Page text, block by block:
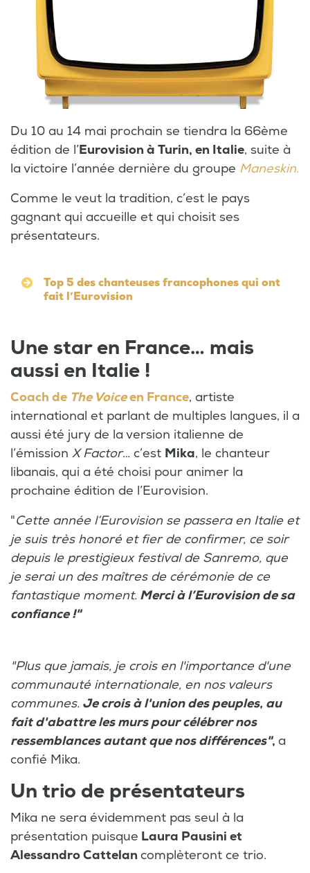
Du 10 au 14 mai prochain se tiendra la 66ème
édition de l’Eurovision à Turin, en Italie, suite à
la victoire l’année dernière du groupe Maneskin.
Comme le veut la tradition, c’est le pays
gagnant qui accueille et qui choisit ses
présentateurs.
Top 5 des chanteuses francophones qui ont
fait l’Eurovision
Une star en France… mais
aussi en Italie !
Coach de The Voiceen France, artiste
international et parlant de multiples langues, il a
aussi été jury de la version italienne de
l’émission X Factor… c’est Mika, le chanteur
libanais, qui a été choisi pour animer la
prochaine édition de l’Eurovision.
"Cette année l’Eurovision se passera en Italie et
je suis très honoré et fier de confirmer, ce soir
depuis le prestigieux festival de Sanremo, que
je serai un des maîtres de cérémonie de ce
fantastique moment. Merci à l’Eurovision de sa
confiance !"
"Plus que jamais, je crois en l'importance d'une
communauté internationale, en nos valeurs
communes. Je crois à l'union des peuples, au
fait d'abattre les murs pour célébrer nos
ressemblances autant que nos différences", a
confié Mika.
Un trio de présentateurs
Mika ne sera évidemment pas seul à la
présentation puisque Laura Pausini et
Alessandro Cattelan complèteront ce trio.